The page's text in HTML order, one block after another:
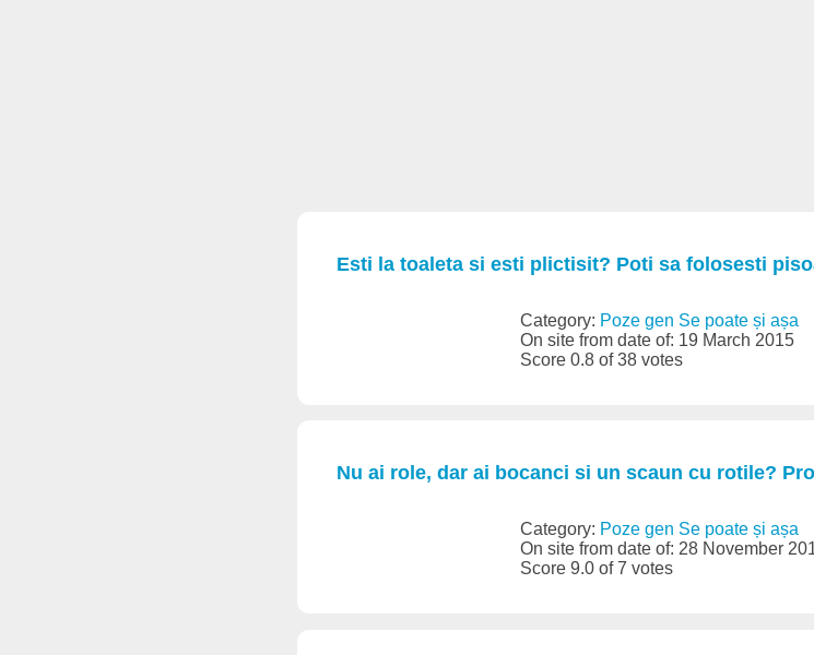
Esti la toaleta si esti plictisit? Poti sa folosesti
Category: Poze gen Se poate și așa
On site from date of: 19 March 2015
Score 0.8 of 38 votes
Nu ai role, dar ai bocanci si un scaun cu rotile?
Category: Poze gen Se poate și așa
On site from date of: 28 November
Score 9.0 of 7 votes